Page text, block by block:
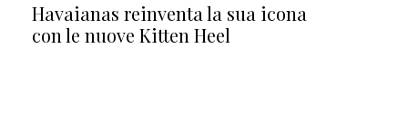
Havaianas reinventa la sua icona
con le nuove Kitten Heel